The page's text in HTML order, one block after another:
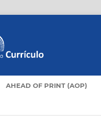
AHEAD OF PRINT (AOP)